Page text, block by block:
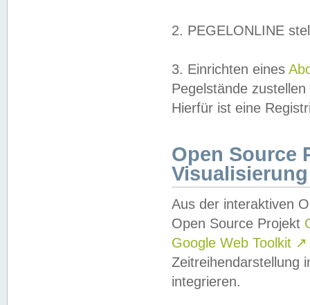
2. PEGELONLINE
3. Einrichten eines
Pegelstände
Hierfür ist eine
Open Source
Visualisierung
Aus der interaktiven
Open Source Projekt
Google Web Toolkit ↗
Zeitreihendarstellung
integrieren.